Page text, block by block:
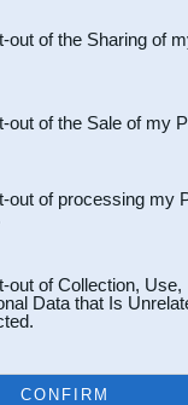
Participants
out of the Sharing of
out of the Sale of my
out of processing my
out of Collection,
Data that Is
CONFIRM